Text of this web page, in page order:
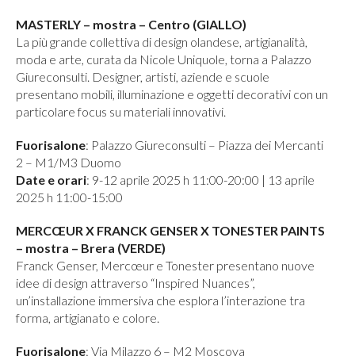
MASTERLY – mostra – Centro (GIALLO)
La più grande collettiva di design olandese, artigianalità,
moda e arte, curata da Nicole Uniquole, torna a Palazzo
Giureconsulti. Designer, artisti, aziende e scuole
presentano mobili, illuminazione e oggetti decorativi con un
particolare focus su materiali innovativi.
Fuorisalone: Palazzo Giureconsulti – Piazza dei Mercanti
2 – M1/M3 Duomo
Date e orari: 9-12 aprile 2025 h 11:00-20:00 | 13 aprile
2025 h 11:00-15:00
MERCŒUR X FRANCK GENSER X TONESTER PAINTS
– mostra – Brera (VERDE)
Franck Genser, Mercœur e Tonester presentano nuove
idee di design attraverso “Inspired Nuances”,
un’installazione immersiva che esplora l’interazione tra
forma, artigianato e colore.
Fuorisalone: Via Milazzo 6 – M2 Moscova